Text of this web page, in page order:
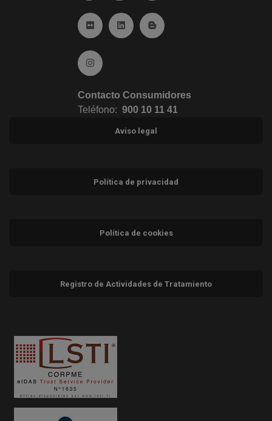
Ir a Flickr (abre en ventana nueva)
Ir a Linkedin (abre en ventana nueva)
Ir al Blog (abre en ventana
Ir a Instagram (abre en ventana nueva)
Contacto Consumidores
Teléfono: 900 10 11 41
Aviso legal
Política de privacidad
Política de cookies
Registro de Actividades de Tratamiento